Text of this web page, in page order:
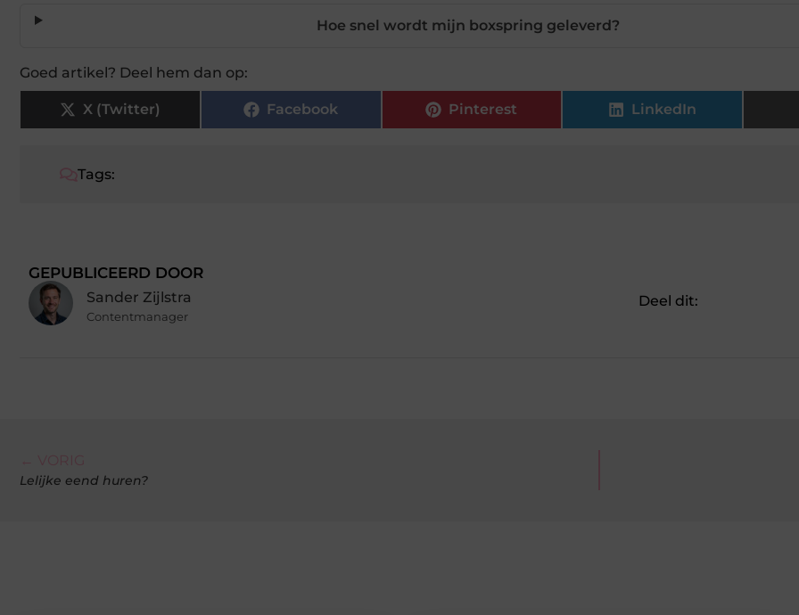
Hoe snel wordt mijn boxspring geleverd?
Goed artikel? Deel hem dan op:
X (Twitter) Facebook Pinterest LinkedIn
Tags:
GEPUBLICEERD DOOR
Sander Zijlstra
Contentmanager
Deel dit:
← VORIG
Lelijke eend huren?